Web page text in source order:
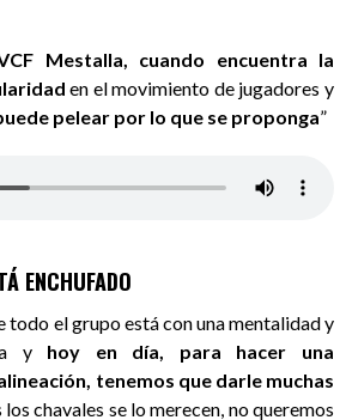
Mestalla, cuando encuentra la
en el movimiento de jugadores y
pelear por lo que se proponga”
ENCHUFADO
todo el grupo está con una mentalidad y
y hoy en día, para hacer una
tenemos que darle muchas
chavales se lo merecen, no queremos